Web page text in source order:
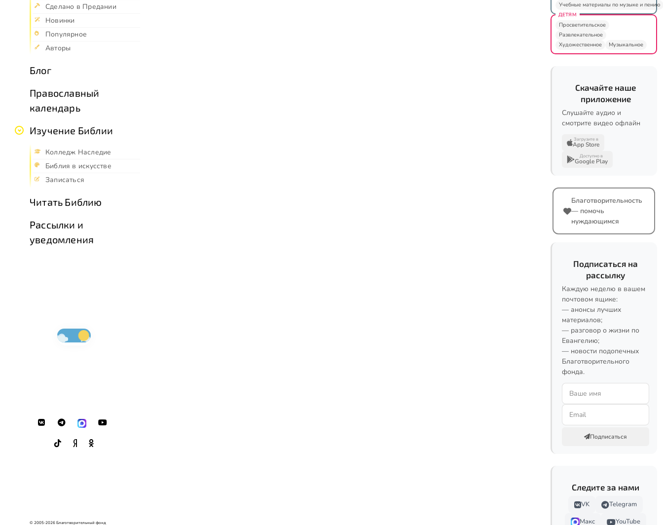
Сделано в Предании
Новинки
Популярное
Авторы
Блог
Православный
календарь
Изучение Библии
Колледж Наследие
Библия в искусстве
Записаться
Читать Библию
Рассылки и
уведомления
© 2005-2026 Благотворительный фонд
Учебные материалы по музыке и пению
ДЕТЯМ
Просветительское
Развлекательное
Художественное
Музыкальное
Скачайте наше
приложение
Слушайте аудио и
смотрите видео офлайн
Загрузите в
App Store
Доступно в
Google Play
Благотворительность
— помочь
нуждающимся
Подписаться на
рассылку
Каждую неделю в вашем
почтовом ящике:
— анонсы лучших
материалов;
— разговор о жизни по
Евангелию;
— новости подопечных
Благотворительного
фонда.
Подписаться
Следите за нами
VK
Telegram
Макс
YouTube